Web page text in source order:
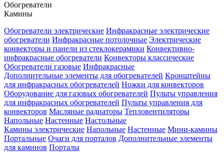
Обогреватели
Камины
Обогреватели электрические Инфракрасные электрические
обогреватели Инфракрасные потолочные Электрические
конвекторы и панели из стеклокерамики Конвективно-
инфракрасные обогреватели Конвекторы классические
Обогреватели газовые Инфракрасные
Дополнительные элементы для обогревателей Кронштейны
для инфракрасных обогревателей Ножки для конвекторов
Оборудование для газовых обогревателей Пульты управления
для инфракрасных обогревателей Пульты управления для
конвекторов Масляные радиаторы Тепловентиляторы
Напольные Настенные Настольные
Камины электрические Напольные Настенные Мини-камины
Портальные Очаги для порталов Дополнительные элементы
для каминов Порталы